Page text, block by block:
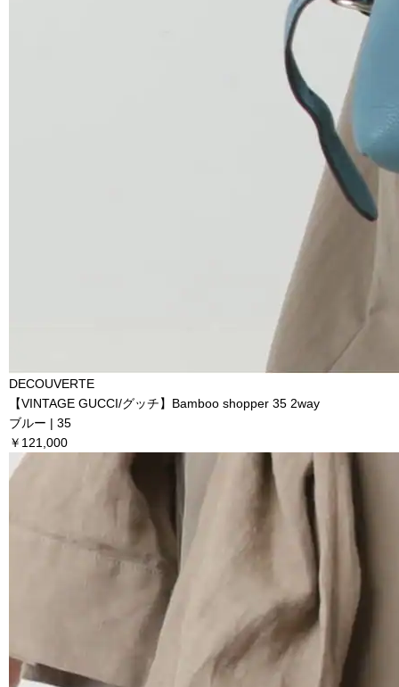
DECOUVERTE
【VINTAGE GUCCI/グッチ】Bamboo shopper 35 2way
ブルー | 35
￥121,000